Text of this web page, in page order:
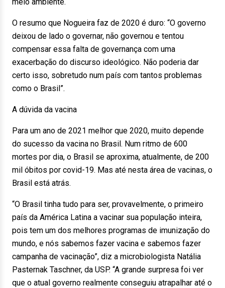
O resumo que Nogueira faz de 2020 é duro: “O governo
deixou de lado o governar, não governou e tentou
compensar essa falta de governança com uma
exacerbação do discurso ideológico. Não poderia dar
certo isso, sobretudo num país com tantos problemas
como o Brasil”.
A dúvida da vacina
Para um ano de 2021 melhor que 2020, muito depende
do sucesso da vacina no Brasil. Num ritmo de 600
mortes por dia, o Brasil se aproxima, atualmente, de 200
mil óbitos por covid-19. Mas até nesta área de vacinas, o
Brasil está atrás.
“O Brasil tinha tudo para ser, provavelmente, o primeiro
país da América Latina a vacinar sua população inteira,
pois tem um dos melhores programas de imunização do
mundo, e nós sabemos fazer vacina e sabemos fazer
campanha de vacinação”, diz a microbiologista Natália
Pasternak Taschner, da USP. “A grande surpresa foi ver
que o atual governo realmente conseguiu atrapalhar até o